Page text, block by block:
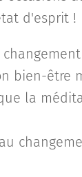
d'esprit !
bien-être
la